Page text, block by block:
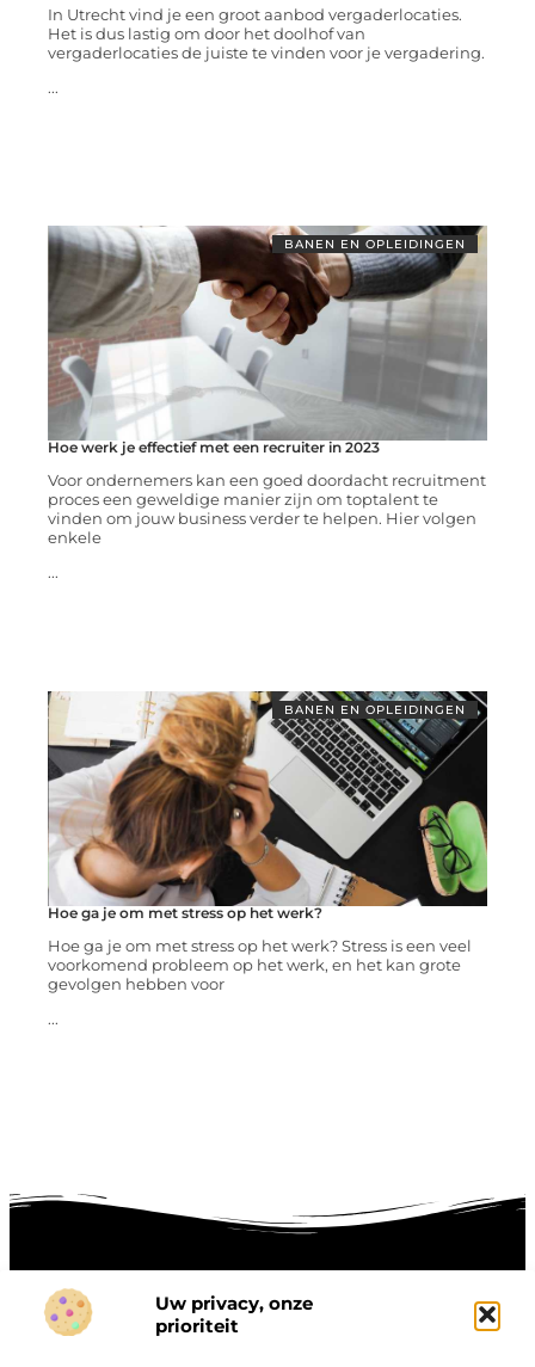
Uw privacy, onze
prioriteit
In Utrecht vind je een groot aanbod vergaderlocaties.
Het is dus lastig om door het doolhof van
vergaderlocaties de juiste te vinden voor je vergadering.
...
BANEN EN OPLEIDINGEN
Hoe werk je effectief met een recruiter in 2023
Voor ondernemers kan een goed doordacht recruitment
proces een geweldige manier zijn om toptalent te
vinden om jouw business verder te helpen. Hier volgen
enkele
...
BANEN EN OPLEIDINGEN
Hoe ga je om met stress op het werk?
Hoe ga je om met stress op het werk? Stress is een veel
voorkomend probleem op het werk, en het kan grote
gevolgen hebben voor
...
Onze informatie